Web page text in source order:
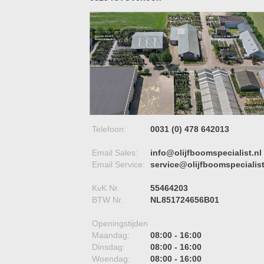
Telefoon: 0031 (0) 478 642013
Email Sales:
info@olijfboomspecialist.nl
Email Service:
KvK Nr.
55464203
BTW Nr.
NL851724656B01
Openingstijden
Maandag:
08:00 - 16:00
Dinsdag:
08:00 - 16:00
Woendag:
08:00 - 16:00